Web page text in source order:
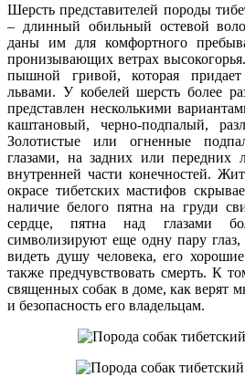
Шерсть представителей породы
– длинный обильный остевой
даны им для комфортного
пронизывающих ветрах
пышной гривой, которая
львами. У кобелей шерсть более
представлен несколькими
каштановый, черно-подпалый,
Золотистые или огненные
глазами, на задних или передних
внутренней части конечностей.
окрасе тибетских мастифов
наличие белого пятна на груди
сердце, пятна над глазами
символизируют еще одну пару
видеть душу человека, его
также предчувствовать смерть. К
священных собак в доме, как верят
и безопасность его владельцам.